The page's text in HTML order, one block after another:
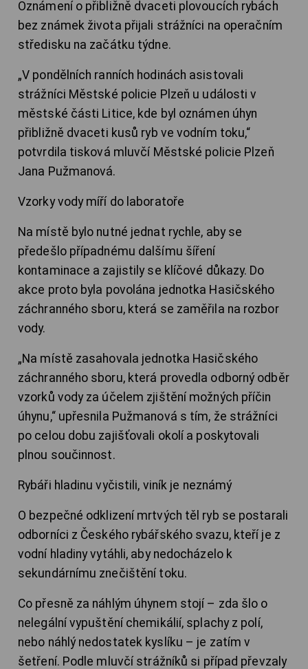
Oznámení o přibližně dvaceti plovoucích rybách
bez známek života přijali strážníci na operačním
středisku na začátku týdne.
„V pondělních ranních hodinách asistovali
strážníci Městské policie Plzeň u události v
městské části Litice, kde byl oznámen úhyn
přibližně dvaceti kusů ryb ve vodním toku,“
potvrdila tisková mluvčí Městské policie Plzeň
Jana Pužmanová.
Vzorky vody míří do laboratoře
Na místě bylo nutné jednat rychle, aby se
předešlo případnému dalšímu šíření
kontaminace a zajistily se klíčové důkazy. Do
akce proto byla povolána jednotka Hasičského
záchranného sboru, která se zaměřila na rozbor
vody.
„Na místě zasahovala jednotka Hasičského
záchranného sboru, která provedla odborný odběr
vzorků vody za účelem zjištění možných příčin
úhynu,“ upřesnila Pužmanová s tím, že strážníci
po celou dobu zajišťovali okolí a poskytovali
plnou součinnost.
Rybáři hladinu vyčistili, viník je neznámý
O bezpečné odklizení mrtvých těl ryb se postarali
odborníci z Českého rybářského svazu, kteří je z
vodní hladiny vytáhli, aby nedocházelo k
sekundárnímu znečištění toku.
Co přesně za náhlým úhynem stojí – zda šlo o
nelegální vypuštění chemikálií, splachy z polí,
nebo náhlý nedostatek kyslíku – je zatím v
šetření. Podle mluvčí strážníků si případ převzaly